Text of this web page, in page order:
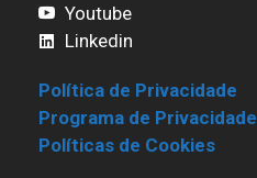
Youtube
Linkedin
Política de Privacidade
Programa de Privacidade
Políticas de Cookies